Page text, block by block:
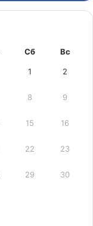
Сб Вс
1 2
8 9
15 16
22 23
29 30